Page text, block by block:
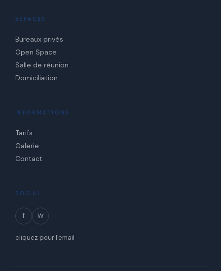
ESPACES
Bureaux privés
Open Space
Salle de réunion
Domiciliation
INFORMATIONS
Tarifs
Galerie
Contact
SOCIAL
f W
cliquez pour l'email